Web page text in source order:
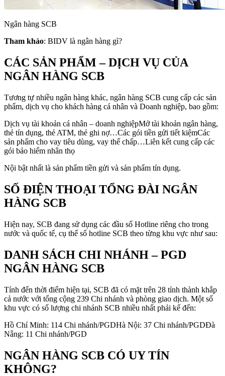
Ngân hàng SCB
Tham khảo: BIDV là ngân hàng gì?
CÁC SẢN PHẨM – DỊCH VỤ CỦA
NGÂN HÀNG SCB
Tương tự nhiều ngân hàng khác, ngân hàng SCB cung cấp các sản
phẩm, dịch vụ cho khách hàng cá nhân và Doanh nghiệp, bao gồm:
Dịch vụ tài khoản cá nhân – doanh nghiệpMở tài khoản ngân hàng,
thẻ tín dụng, thẻ ATM, thẻ ghi nợ…Các gói tiền gửi tiết kiệmCác
sản phẩm cho vay tiêu dùng, vay thế chấp…Liên kết cung cấp các
gói bảo hiểm nhân thọ
Nội bật nhất là sản phẩm tiền gửi và sản phẩm tín dụng.
SỐ ĐIỆN THOẠI TỔNG ĐÀI NGÂN
HÀNG SCB
Hiện nay, SCB đang sử dụng các đầu số Hotline riêng cho trong
nước và quốc tế, cụ thể số hotline SCB theo từng khu vực như sau:
DANH SÁCH CHI NHÁNH – PGD
NGÂN HÀNG SCB
Tính đến thời điểm hiện tại, SCB đã có mặt trên 28 tỉnh thành khắp
cả nước với tổng cộng 239 Chi nhánh và phòng giao dịch. Một số
khu vực có số lượng chi nhánh SCB nhiều nhất phải kể đến:
Hồ Chí Minh: 114 Chi nhánh/PGDHà Nội: 37 Chi nhánh/PGDĐà
Nẵng: 11 Chi nhánh/PGD
NGÂN HÀNG SCB CÓ UY TÍN
KHÔNG?